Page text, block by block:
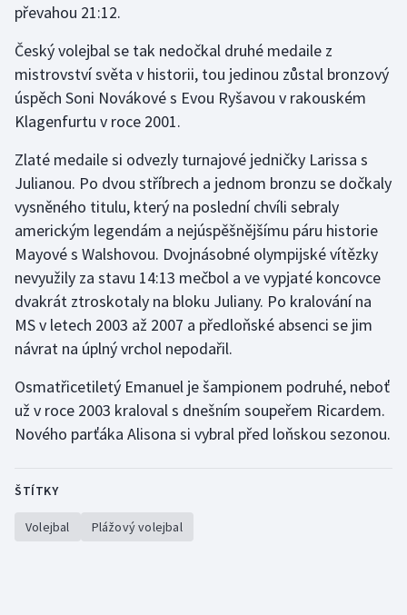
převahou 21:12.
Český volejbal se tak nedočkal druhé medaile z
mistrovství světa v historii, tou jedinou zůstal bronzový
úspěch Soni Novákové s Evou Ryšavou v rakouském
Klagenfurtu v roce 2001.
Zlaté medaile si odvezly turnajové jedničky Larissa s
Julianou. Po dvou stříbrech a jednom bronzu se dočkaly
vysněného titulu, který na poslední chvíli sebraly
americkým legendám a nejúspěšnějšímu páru historie
Mayové s Walshovou. Dvojnásobné olympijské vítězky
nevyužily za stavu 14:13 mečbol a ve vypjaté koncovce
dvakrát ztroskotaly na bloku Juliany. Po kralování na
MS v letech 2003 až 2007 a předloňské absenci se jim
návrat na úplný vrchol nepodařil.
Osmatřicetiletý Emanuel je šampionem podruhé, neboť
už v roce 2003 kraloval s dnešním soupeřem Ricardem.
Nového parťáka Alisona si vybral před loňskou sezonou.
ŠTÍTKY
Volejbal Plážový volejbal